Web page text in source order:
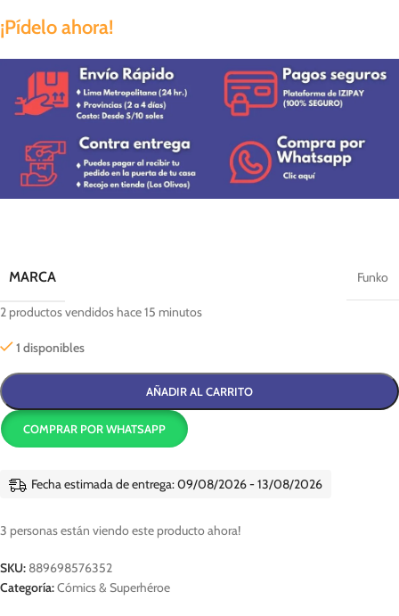
¡Pídelo ahora!
MARCA Funko
2 productos vendidos hace 15 minutos
1 disponibles
AÑADIR AL CARRITO
COMPRAR POR WHATSAPP
Fecha estimada de entrega: 09/08/2026 - 13/08/2026
3 personas están viendo este producto ahora!
SKU: 889698576352
Categoría:Cómics & Superhéroe